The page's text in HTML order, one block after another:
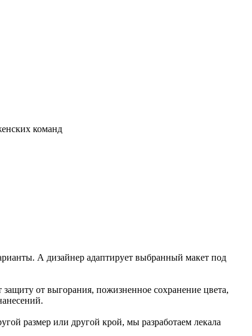
команд
А дизайнер адаптирует выбранный макет под
от выгорания, пожизненное сохранение цвета,
размер или другой крой, мы разработаем лекала